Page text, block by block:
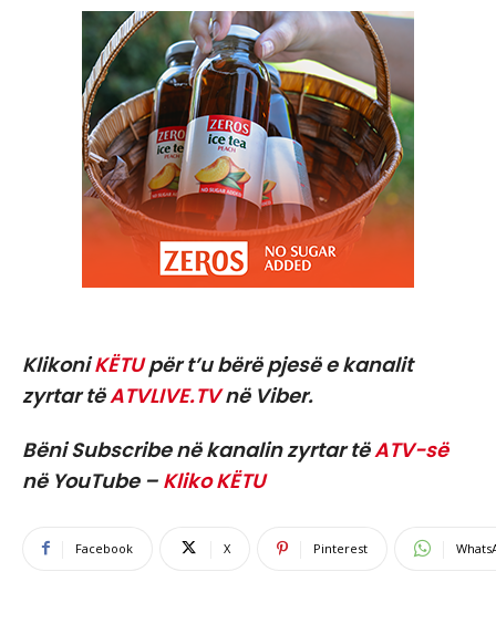
KlikoniKËTUpër t’u bërë pjesë e kanalit
zyrtar tëATVLIVE.TVnë Viber.
Bëni Subscribe në kanalin zyrtar tëATV-së
në YouTube – Kliko KËTU
Facebook X Pinterest